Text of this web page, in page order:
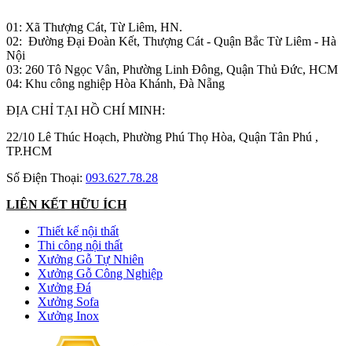
01: Xã Thượng Cát, Từ Liêm, HN.
02: Đường Đại Đoàn Kết, Thượng Cát - Quận Bắc Từ Liêm - Hà
Nội
03: 260 Tô Ngọc Vân, Phường Linh Đông, Quận Thủ Đức, HCM
04: Khu công nghiệp Hòa Khánh, Đà Nẵng
ĐỊA CHỈ TẠI HỒ CHÍ MINH:
22/10 Lê Thúc Hoạch, Phường Phú Thọ Hòa, Quận Tân Phú ,
TP.HCM
Số Điện Thoại: 093.627.78.28
LIÊN KẾT HỮU ÍCH
Thiết kế nội thất
Thi công nội thất
Xưởng Gỗ Tự Nhiên
Xưởng Gỗ Công Nghiệp
Xưởng Đá
Xưởng Sofa
Xưởng Inox